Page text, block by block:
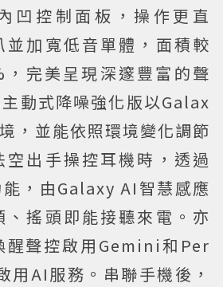
凹控制面板，操作更直
並加寬低音單體，面積較
完美呈現深邃豐富的聲
動式降噪強化版以Galax
，並能依照環境變化調節
空出手操控耳機時，透過
，由Galaxy AI智慧感應
搖頭即能接聽來電。亦
醒聲控啟用Gemini和Per
AI服務。串聯手機後，